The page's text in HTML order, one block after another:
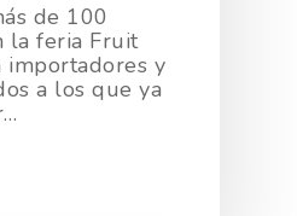
de 100
la feria Fruit
importadores y
a los que ya